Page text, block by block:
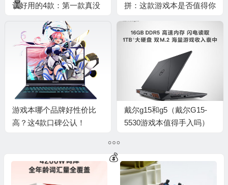
认好用的4款：第一款真没
拼：这款游戏本是否值得你
游戏本哪个品牌好性价比
高？这4款口碑公认！
戴尔g15和g5（戴尔G15-
5530游戏本值得手入吗）
🎁